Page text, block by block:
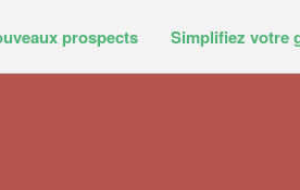
prospects Simplifiez votre